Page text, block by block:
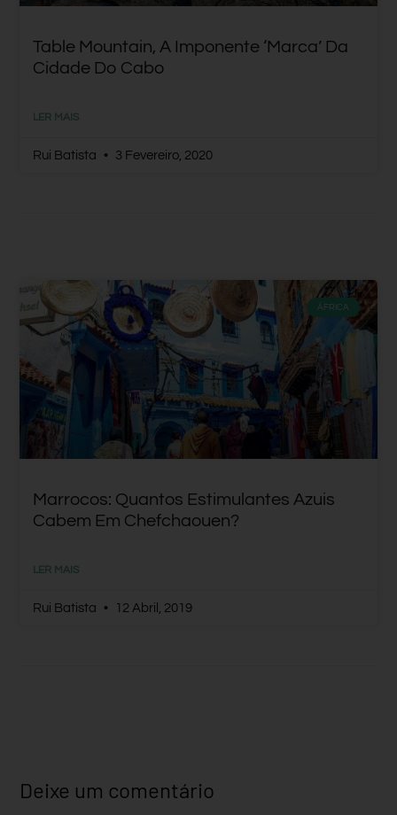
Table Mountain, A Imponente ‘marca’ Da
Cidade Do Cabo
LER MAIS
Rui Batista 3 Fevereiro, 2020
ÁFRICA
Marrocos: Quantos Estimulantes Azuis
Cabem Em Chefchaouen?
LER MAIS
Rui Batista 12 Abril, 2019
Deixe um comentário